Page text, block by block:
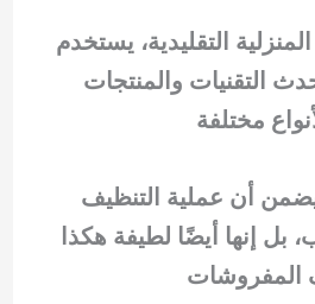
التقليدية، يستخدم
التقنيات والمنتجات
مختلفة
أن عملية التنظيف
إنها أيضًا لطيفة هكذا
المفروشات